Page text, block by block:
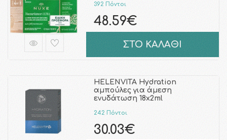
392 Πόντοι
48.59€
ΣΤΟ ΚΑΛΑΘΙ
HELENVITA Hydration
αμπούλες για άμεση
ενυδάτωση 18x2ml
242 Πόντοι
30.03€